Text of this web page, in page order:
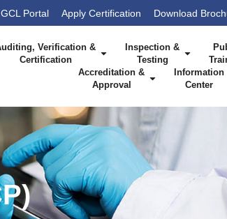
GCL Portal Apply Certification Download
Verification &
Certification
Inspection &
Testing
Accreditation &
Approval
Information
Center